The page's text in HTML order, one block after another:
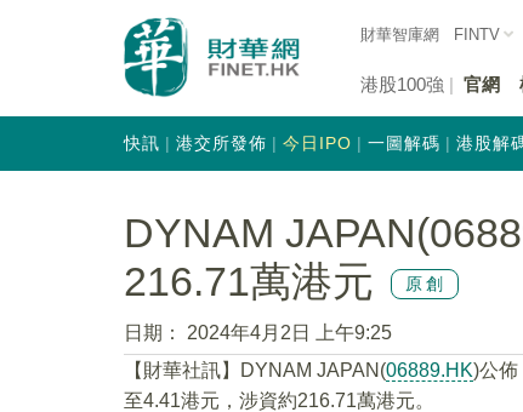
財華智庫網 FINTV
港股100強 官網
快訊 港交所發佈 今日IPO 一圖解碼 港股解
DYNAM
216.71萬港元
原創
日期：
2024年4月2日 上午9:25
【財華社訊】DYNAM JAPAN(06889.HK)公佈
至4.41港元，涉資約216.71萬港元。